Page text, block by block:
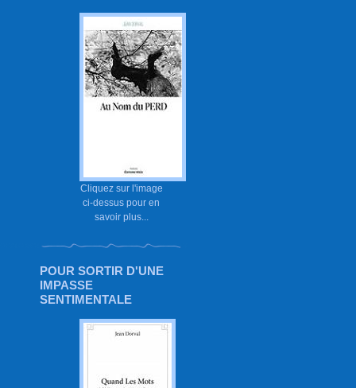
Cliquez sur l'image
ci-dessus pour en
savoir plus...
POUR SORTIR D'UNE
IMPASSE
SENTIMENTALE